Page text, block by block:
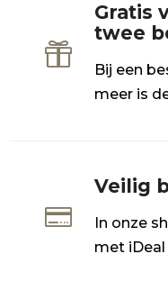

Gratis
twee
Bij een
meer is

Veilig
In onze
met iDeal